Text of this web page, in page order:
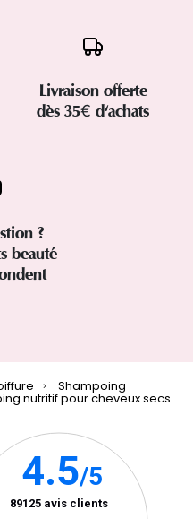
Livraison offerte
dès 35€ d'achats
?
beauté
Shampoing
nutritif pour cheveux secs